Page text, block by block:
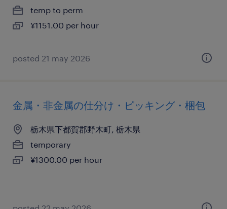
temp to perm
¥1151.00 per hour
posted 21 may 2026
金属・非金属の仕分け・ピッキング・梱包
栃木県下都賀郡野木町, 栃木県
temporary
¥1300.00 per hour